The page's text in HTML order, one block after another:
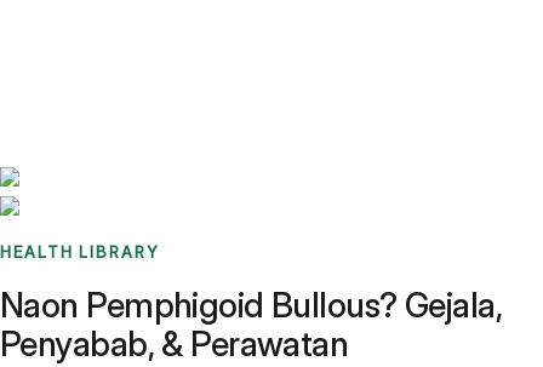
HEALTH LIBRARY
Naon Pemphigoid Bullous? Gejala,
Penyabab, & Perawatan